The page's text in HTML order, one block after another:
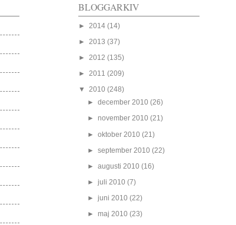
BLOGGARKIV
►2014(14)
►2013(37)
►2012(135)
►2011(209)
▼2010(248)
►december 2010(26)
►november 2010(21)
►oktober 2010(21)
►september 2010(22)
►augusti 2010(16)
►juli 2010(7)
►juni 2010(22)
►maj 2010(23)